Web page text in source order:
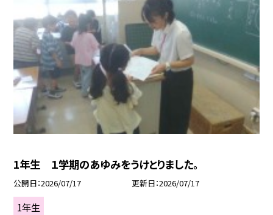
1年生 １学期のあゆみをうけとりました。
公開日 2026/07/17 更新日 2026/07/17
1年生